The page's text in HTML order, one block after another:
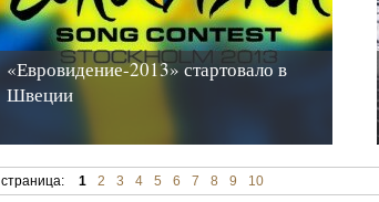
«Евровидение-2013» стартовало в
Швеции
страница: 1 2 3 4 5 6 7 8 9 10